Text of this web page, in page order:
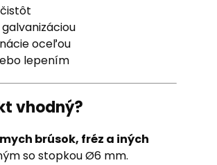
oceľou
lepením
vhodný?
brúsok, fréz a iných
so stopkou Ø6 mm.